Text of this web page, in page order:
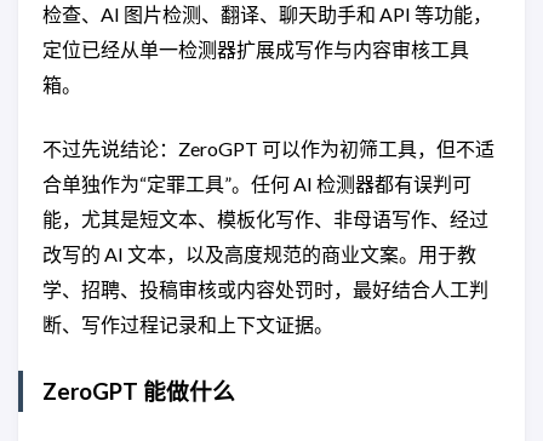
检查、AI 图片检测、翻译、聊天助手和 API 等功能，
定位已经从单一检测器扩展成写作与内容审核工具
箱。
不过先说结论：ZeroGPT 可以作为初筛工具，但不适
合单独作为“定罪工具”。任何 AI 检测器都有误判可
能，尤其是短文本、模板化写作、非母语写作、经过
改写的 AI 文本，以及高度规范的商业文案。用于教
学、招聘、投稿审核或内容处罚时，最好结合人工判
断、写作过程记录和上下文证据。
ZeroGPT 能做什么